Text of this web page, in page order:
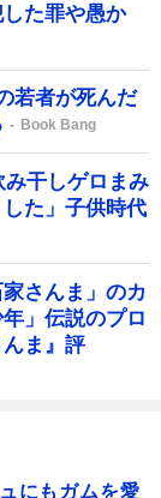
た罪や愚か
若者が死んだ
Book Bang
干しゲロまみ
た」子供時代
さんま」のカ
」伝説のプロ
ま』評
にもガムを愛